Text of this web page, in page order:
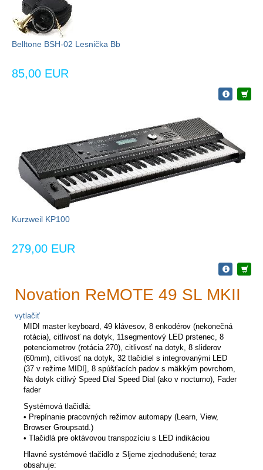
Belltone BSH-02 Lesnička Bb
85,00 EUR
Kurzweil KP100
279,00 EUR
Novation ReMOTE 49 SL MKII
vytlačiť
MIDI master keyboard, 49 klávesov, 8 enkodérov (nekonečná
rotácia), citlivosť na dotyk, 11segmentový LED prstenec, 8
potenciometrov (rotácia 270), citlivosť na dotyk, 8 sliderov
(60mm), citlivosť na dotyk, 32 tlačidiel s integrovanými LED
(37 v režime MIDI], 8 spúšťacích padov s mäkkým povrchom,
Na dotyk citlivý Speed ​​Dial Speed ​​Dial (ako v nocturno), Fader
fader
Systémová tlačidlá:
• Prepínanie pracovných režimov automapy (Learn, View,
Browser Groupsatd.)
• Tlačidlá pre oktávovou transpozíciu s LED indikáciou
Hlavné systémové tlačidlo z Sljeme zjednodušené; teraz
obsahuje: